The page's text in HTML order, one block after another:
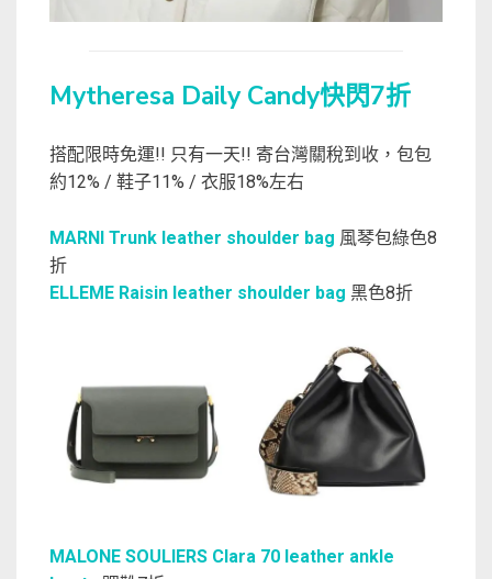
Mytheresa Daily Candy快閃7折
搭配限時免運!! 只有一天!! 寄台灣關稅到收，包包
約12% / 鞋子11% / 衣服18%左右
MARNI Trunk leather shoulder bag 風琴包綠色8
折
ELLEME Raisin leather shoulder bag 黑色8折
MALONE SOULIERS Clara 70 leather ankle